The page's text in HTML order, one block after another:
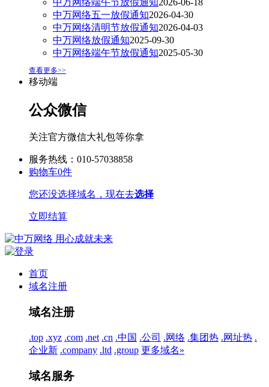
中万网络五一放假通知2026-04-30
中万网络清明节放假通知2026-04-03
中万网络放假通知2025-09-30
中万网络端午节放假通知2025-05-30
查看更多>>
移动端
公众微信
关注官方微信大礼包等你拿
服务热线：010-57038858
购物车0件
您还没选择域名，现在去选择
立即结算
首页
域名注册
域名注册
.top .xyz .com .net .cn .中国 .公司 .网络 .集团热 .网址热 .
企业新 .company .ltd .group 更多域名»
域名服务